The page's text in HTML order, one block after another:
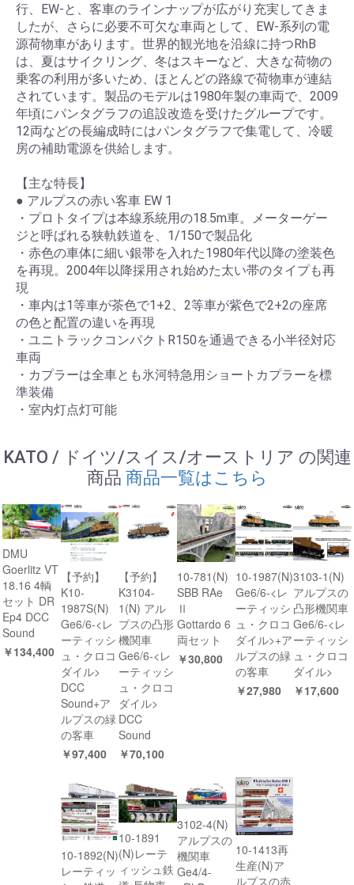
行、EW-と、客車のラインナップが広がり充実してきま
したが、さらに必要不可欠な車両として、EW-系列の電
源荷物車があります。世界的観光地を沿線に持つRhB
は、夏はサイクリング、冬はスキーなど、大きな荷物の
乗客の利用が多いため、ほとんどの路線で荷物車が連結
されています。製品のモデルは1980年製の車両で、2009
年頃にパンタグラフの追設改造を受けたグループです。
12両などの長編成時にはパンタグラフで集電して、冷暖
房の補助電源を供給します。
【主な特長】
● アルプスの赤い客車 EW 1
・プロトタイプは本線系統用の18.5m車。メーターゲー
ジと呼ばれる狭軌鉄道を、1/150で製品化
・赤色の車体に細い銀帯を入れた1980年代以降の塗装色
を再現。2004年以降採用され始めた太い帯のタイプも再
現
・車内は1等車が茶色で1+2、2等車が紫色で2+2の座席
の色と配置の違いを再現
・ユニトラックコンパクトR150を通過できる小半径対応
車両
・カプラーは全車とも氷河特急用ショートカプラーを標
準装備
・室内灯点灯可能
KATO / ドイツ/スイス/オーストリア の関連
商品 商品一覧はこちら
DMU
Goerlitz VT
18.16 4輌
セット DR
Ep4 DCC
Sound
￥134,400
【予約】
K10-
1987S(N)
Ge6/6-<レ
ーティッシ
ュ・クロコ
ダイル>
DCC
Sound+ア
ルプスの緑
の客車
￥97,400
【予約】
K3104-
1(N) アル
プスの凸形
機関車
Ge6/6-<レ
ーティッシ
ュ・クロコ
ダイル>
DCC
Sound
￥70,100
10-781(N)
SBB RAe
Ⅱ
Gottardo 6
両セット
￥30,800
10-1987(N)
Ge6/6-<レ
ーティッシ
ュ・クロコ
ダイル>+ア
ルプスの緑
の客車
￥27,980
3103-1(N)
アルプスの
凸形機関車
Ge6/6-<レ
ーティッシ
ュ・クロコ
ダイル>
￥17,600
10-1892(N)
レーティッ
10-1891
(N)レーテ
ィッシュ鉄
3102-4(N)
アルプスの
機関車
Ge4/4-
10-1413再
生産(N)ア
ルプスの赤